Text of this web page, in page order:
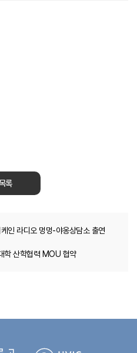
록
인 라디오 멍멍-야옹상담소 출연
학 산학협력 MOU 협약